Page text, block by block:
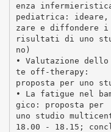
enza
pediatrica:
zare e diffondere i
risultati di uno
no)
• Valutazione
te off-therapy:
proposta per uno
• La fatigue nel
gico: proposta per
uno studio
18.00 - 18.15;